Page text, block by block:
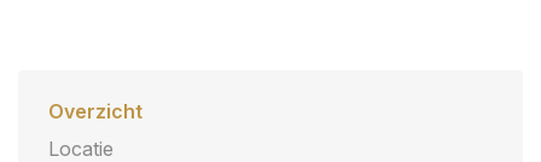
Overzicht
Locatie